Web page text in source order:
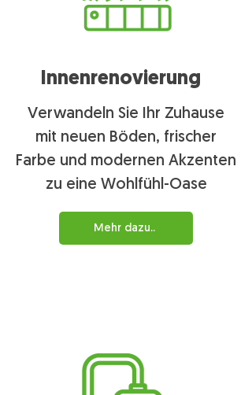
Innenrenovierung
Verwandeln Sie Ihr Zuhause
mit neuen Böden, frischer
Farbe und modernen Akzenten
zu eine Wohlfühl-Oase
Mehr dazu..